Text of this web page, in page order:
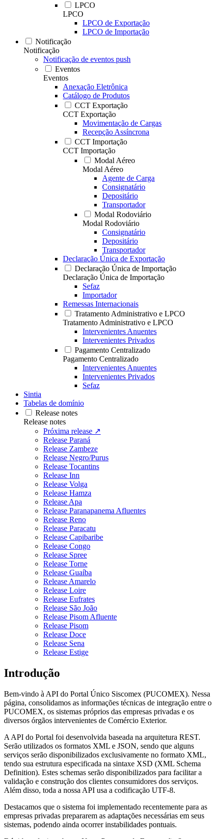
LPCO
LPCO
LPCO de Exportação
LPCO de Importação
Notificação
Notificação
Notificação de eventos push
Eventos
Eventos
Anexação Eletrônica
Catálogo de Produtos
CCT Exportação
CCT Exportação
Movimentação de Cargas
Recepção Assíncrona
CCT Importação
CCT Importação
Modal Aéreo
Modal Aéreo
Agente de Carga
Consignatário
Depositário
Transportador
Modal Rodoviário
Modal Rodoviário
Consignatário
Depositário
Transportador
Declaração Única de Exportação
Declaração Única de Importação
Declaração Única de Importação
Sefaz
Importador
Remessas Internacionais
Tratamento Administrativo e LPCO
Tratamento Administrativo e LPCO
Intervenientes Anuentes
Intervenientes Privados
Pagamento Centralizado
Pagamento Centralizado
Intervenientes Anuentes
Intervenientes Privados
Sefaz
Sintia
Tabelas de domínio
Release notes
Release notes
Próxima release ↗
Release Paraná
Release Zambeze
Release Negro/Purus
Release Tocantins
Release Inn
Release Volga
Release Hamza
Release Apa
Release Paranapanema Afluentes
Release Reno
Release Paracatu
Release Capibaribe
Release Congo
Release Spree
Release Torne
Release Guaíba
Release Amarelo
Release Loire
Release Eufrates
Release São João
Release Pisom Afluente
Release Pisom
Release Doce
Release Sena
Release Estige
Introdução
Bem-vindo à API do Portal Único Siscomex (PUCOMEX). Nessa
página, consolidamos as informações técnicas de integração entre o
PUCOMEX, os sistemas próprios das empresas privadas e os
diversos órgãos intervenientes de Comércio Exterior.
A API do Portal foi desenvolvida baseada na arquitetura REST.
Serão utilizados os formatos XML e JSON, sendo que alguns
serviços serão disponibilizados exclusivamente no formato XML,
tendo sua estrutura especificada na sintaxe XSD (XML Schema
Definition). Estes schemas serão disponibilizados para facilitar a
validação e construção dos clientes consumidores dos serviços.
Além disso, toda a nossa API usa a codificação UTF-8.
Destacamos que o sistema foi implementado recentemente para as
empresas privadas prepararem as adaptações necessárias em seus
sistemas, podendo ainda ocorrer instabilidades pontuais.